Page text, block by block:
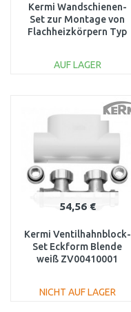
Kermi Wandschienen-
Set zur Montage von
Flachheizkörpern Typ
AUF LAGER
Vergleichen
54,56 €
Kermi Ventilhahnblock-
Set Eckform Blende
weiß ZV00410001
NICHT AUF LAGER